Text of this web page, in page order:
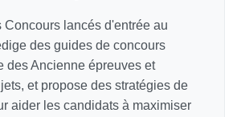
Concours lancés d'entrée au
des guides de concours
des Ancienne épreuves et
et propose des stratégies de
aider les candidats à maximiser